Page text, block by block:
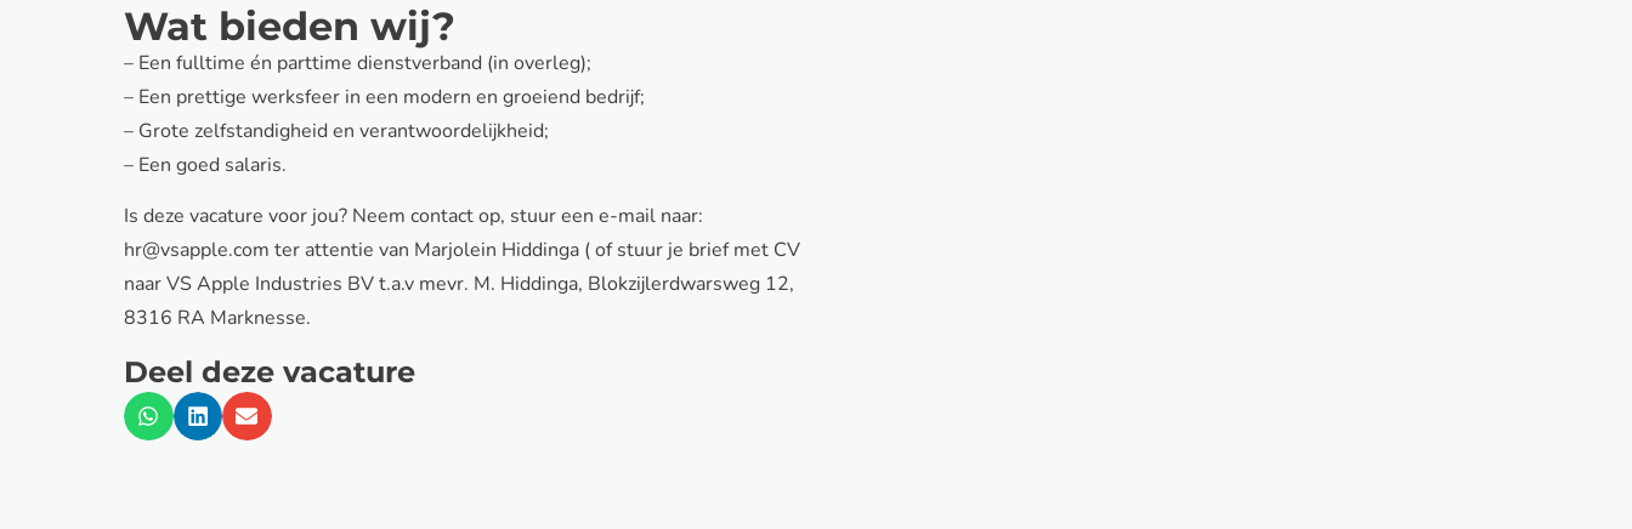
Wat bieden wij?
– Een fulltime én parttime dienstverband (in overleg);
– Een prettige werksfeer in een modern en groeiend bedrijf;
– Grote zelfstandigheid en verantwoordelijkheid;
– Een goed salaris.
Is deze vacature voor jou? Neem contact op, stuur een e-mail naar:
hr@vsapple.com ter attentie van Marjolein Hiddinga ( of stuur je brief met CV
naar VS Apple Industries BV t.a.v mevr. M. Hiddinga, Blokzijlerdwarsweg 12,
8316 RA Marknesse.
Deel deze vacature